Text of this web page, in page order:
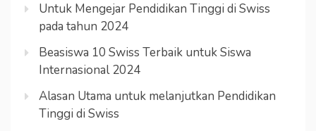
Untuk Mengejar Pendidikan Tinggi di Swiss
pada tahun 2024
Beasiswa 10 Swiss Terbaik untuk Siswa
Internasional 2024
Alasan Utama untuk melanjutkan Pendidikan
Tinggi di Swiss